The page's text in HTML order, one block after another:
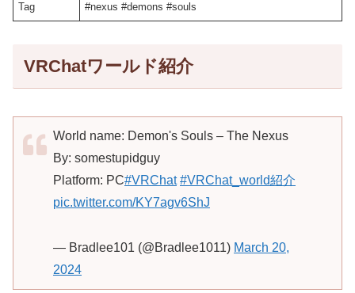
Tag #nexus #demons #souls
VRChatワールド紹介
World name: Demon's Souls – The Nexus
By: somestupidguy
Platform: PC#VRChat #VRChat_world紹介
pic.twitter.com/KY7agv6ShJ
— Bradlee101 (@Bradlee1011) March 20,
2024